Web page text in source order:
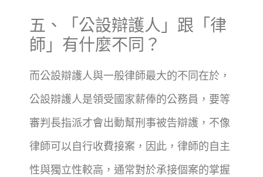
五、「公設辯護人」跟「律
師」有什麼不同？
而公設辯護人與一般律師最大的不同在於，
公設辯護人是領受國家薪俸的公務員，要等
審判長指派才會出動幫刑事被告辯護，不像
律師可以自行收費接案，因此，律師的自主
性與獨立性較高，通常對於承接個案的掌握